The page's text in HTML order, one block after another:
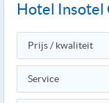
Hotel Insotel
Prijs / kwaliteit
Service